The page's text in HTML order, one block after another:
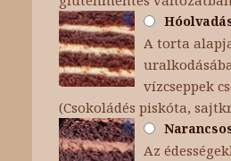
A torta
vízcseppek
(Csokoládés piskóta,
Az